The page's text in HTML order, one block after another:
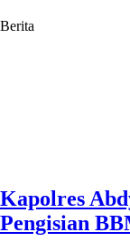
Berita
Kapolres
Pengisian